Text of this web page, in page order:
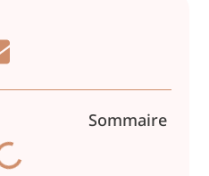
Sommaire